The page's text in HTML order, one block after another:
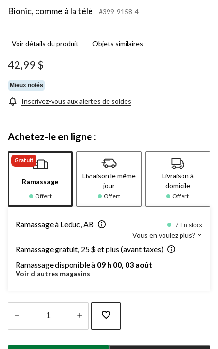
Bionic, comme à la télé
#399-9158-4
Voir détails du produit Objets similaires
42,99 $
Mieux notés
Inscrivez-vous aux alertes de soldes
Achetez-le en ligne :
Gratuit
Ramassage
Offert
Livraison le même
jour
Offert
Livraison à
domicile
Offert
Ramassage à Leduc, AB 7 En stock
Vous en voulez plus?
Ramassage gratuit, 25 $ et plus (avant taxes)
Ramassage disponible à 09 h 00, 03 août
Voir d'autres magasins